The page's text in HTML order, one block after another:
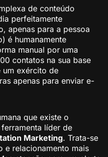
de conteúdo
perfeitamente
apenas para a pessoa
é humanamente
manual por uma
contatos na sua base
um exército de
apenas para enviar e-
que existe o
líder de
Marketing. Trata-se
e relacionamento mais